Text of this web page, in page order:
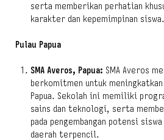
serta memberikan perhatian
karakter dan kepemimpinan siswa.
Pulau Papua
SMA Averos, Papua: SMA Averos
berkomitmen untuk
Papua. Sekolah ini memiliki
sains dan teknologi, serta
pada pengembangan potensi
daerah terpencil.